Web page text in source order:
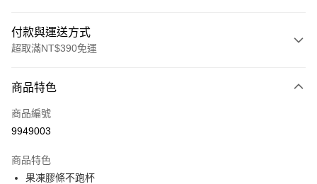
付款與運送方式
超取滿NT$390免運
POYA支付
信用卡一次付款
LINE Pay
商品特色
商品編號
9949003
商品特色
果凍膠條不跑杯